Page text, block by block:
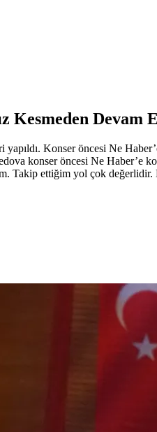
Kesmeden Devam
yapıldı. Konser öncesi Ne
konser öncesi Ne
Takip ettiğim yol çok